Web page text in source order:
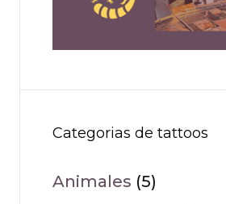
Categorias de tattoos
Animales (5)